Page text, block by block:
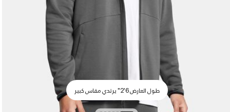
طول العارض 6'2" يرتدي مقاس كبير